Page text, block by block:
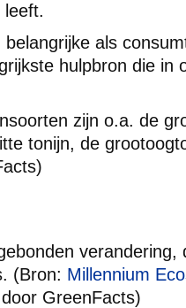
leeft.
als
hulpbron die in
zijn o.a. de
tonijn, de
verandering,
(Bron: Millennium
GreenFacts)